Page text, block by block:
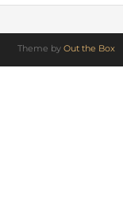
Theme by Out the Box